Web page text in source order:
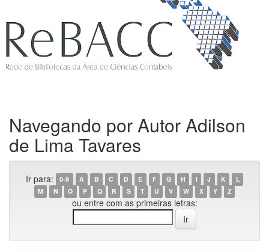
Navegando por Autor Adilson
de Lima Tavares
Ir para: 0-9 A B C D E F G H I J K
L
M
N O P Q R S T U V W X Y Z
ou entre com as primeiras letras: